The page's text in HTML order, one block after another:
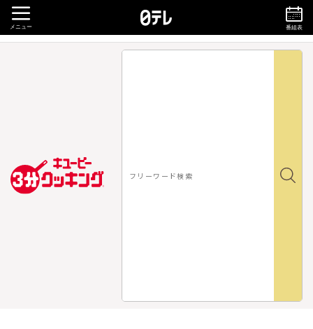
メニュー 番組表